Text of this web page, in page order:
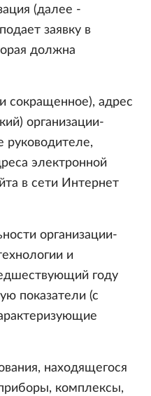
(далее -
заявку в
должна
сокращенное), адрес
организации-
руководителе,
электронной
в сети Интернет
организации-
и
году
показатели (с
находящегося
комплексы,